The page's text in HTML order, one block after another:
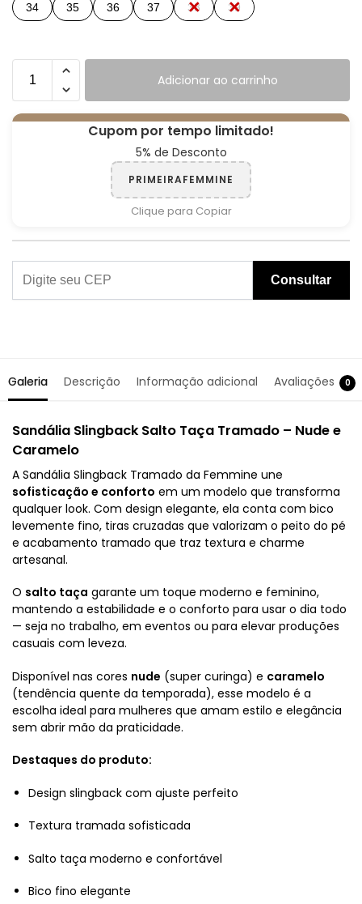
34 35 36 37 38 39
Adicionar ao carrinho
Cupom por tempo limitado!
5% de Desconto
PRIMEIRAFEMMINE
Clique para Copiar
Consultar
Galeria Descrição Informação adicional Avaliações 0
Sandália Slingback Salto Taça Tramado – Nude e
Caramelo
A Sandália Slingback Tramado da Femmine une
sofisticação e conforto em um modelo que transforma
qualquer look. Com design elegante, ela conta com bico
levemente fino, tiras cruzadas que valorizam o peito do pé
e acabamento tramado que traz textura e charme
artesanal.
O salto taça garante um toque moderno e feminino,
mantendo a estabilidade e o conforto para usar o dia todo
— seja no trabalho, em eventos ou para elevar produções
casuais com leveza.
Disponível nas cores nude (super curinga) e caramelo
(tendência quente da temporada), esse modelo é a
escolha ideal para mulheres que amam estilo e elegância
sem abrir mão da praticidade.
Destaques do produto:
Design slingback com ajuste perfeito
Textura tramada sofisticada
Salto taça moderno e confortável
Bico fino elegante